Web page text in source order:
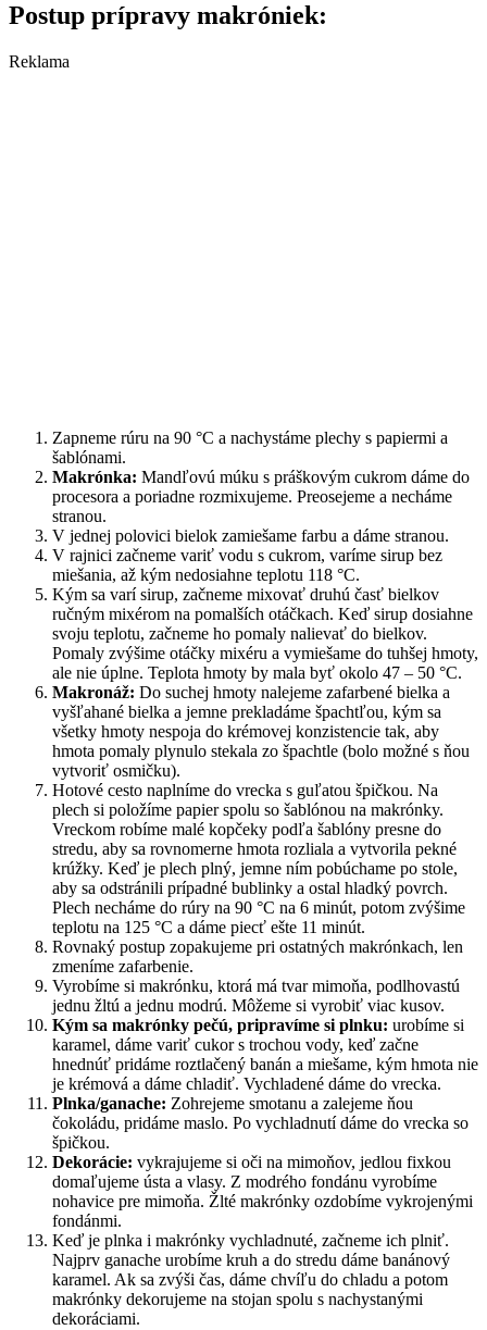
Postup prípravy makróniek:
Reklama
Zapneme rúru na 90 °C a nachystáme plechy s papiermi a
šablónami.
Makrónka: Mandľovú múku s práškovým cukrom dáme do
procesora a poriadne rozmixujeme. Preosejeme a necháme
stranou.
V jednej polovici bielok zamiešame farbu a dáme stranou.
V rajnici začneme variť vodu s cukrom, varíme sirup bez
miešania, až kým nedosiahne teplotu 118 °C.
Kým sa varí sirup, začneme mixovať druhú časť bielkov
ručným mixérom na pomalších otáčkach. Keď sirup dosiahne
svoju teplotu, začneme ho pomaly nalievať do bielkov.
Pomaly zvýšime otáčky mixéru a vymiešame do tuhšej hmoty,
ale nie úplne. Teplota hmoty by mala byť okolo 47 – 50 °C.
Makronáž: Do suchej hmoty nalejeme zafarbené bielka a
vyšľahané bielka a jemne prekladáme špachtľou, kým sa
všetky hmoty nespoja do krémovej konzistencie tak, aby
hmota pomaly plynulo stekala zo špachtle (bolo možné s ňou
vytvoriť osmičku).
Hotové cesto naplníme do vrecka s guľatou špičkou. Na
plech si položíme papier spolu so šablónou na makrónky.
Vreckom robíme malé kopčeky podľa šablóny presne do
stredu, aby sa rovnomerne hmota rozliala a vytvorila pekné
krúžky. Keď je plech plný, jemne ním pobúchame po stole,
aby sa odstránili prípadné bublinky a ostal hladký povrch.
Plech necháme do rúry na 90 °C na 6 minút, potom zvýšime
teplotu na 125 °C a dáme piecť ešte 11 minút.
Rovnaký postup zopakujeme pri ostatných makrónkach, len
zmeníme zafarbenie.
Vyrobíme si makrónku, ktorá má tvar mimoňa, podlhovastú
jednu žltú a jednu modrú. Môžeme si vyrobiť viac kusov.
Kým sa makrónky pečú, pripravíme si plnku: urobíme si
karamel, dáme variť cukor s trochou vody, keď začne
hnednúť pridáme roztlačený banán a miešame, kým hmota nie
je krémová a dáme chladiť. Vychladené dáme do vrecka.
Plnka/ganache: Zohrejeme smotanu a zalejeme ňou
čokoládu, pridáme maslo. Po vychladnutí dáme do vrecka so
špičkou.
Dekorácie: vykrajujeme si oči na mimoňov, jedlou fixkou
domaľujeme ústa a vlasy. Z modrého fondánu vyrobíme
nohavice pre mimoňa. Žlté makrónky ozdobíme vykrojenými
fondánmi.
Keď je plnka i makrónky vychladnuté, začneme ich plniť.
Najprv ganache urobíme kruh a do stredu dáme banánový
karamel. Ak sa zvýši čas, dáme chvíľu do chladu a potom
makrónky dekorujeme na stojan spolu s nachystanými
dekoráciami.